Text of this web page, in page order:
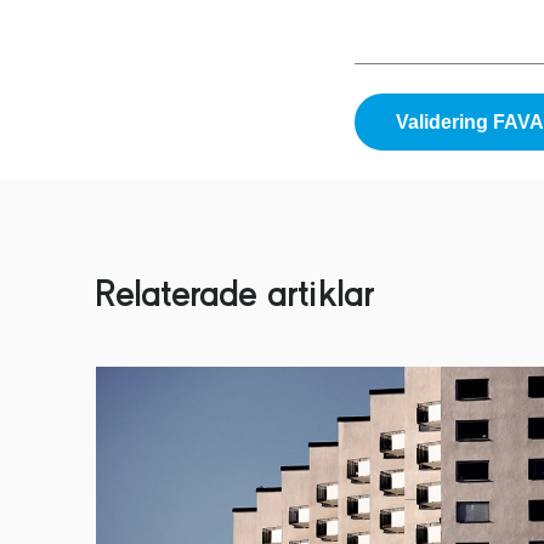
Validering
Relaterade artiklar